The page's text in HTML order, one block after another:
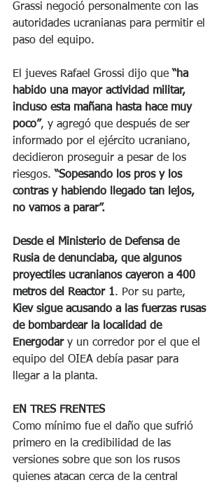
Grassi negoció personalmente con las
autoridades ucranianas para permitir el
paso del equipo.
El jueves Rafael Grossi dijo que “ha
habido una mayor actividad militar,
incluso esta mañana hasta hace muy
poco”, y agregó que después de ser
informado por el ejército ucraniano,
decidieron proseguir a pesar de los
riesgos. “Sopesando los pros y los
contras y habiendo llegado tan lejos,
no vamos a parar”.
Desde el Ministerio de Defensa de
Rusia de denunciaba, que algunos
proyectiles ucranianos cayeron a 400
metros del Reactor 1. Por su parte,
Kiev sigue acusando a las fuerzas rusas
de bombardear la localidad de
Energodar y un corredor por el que el
equipo del OIEA debía pasar para
llegar a la planta.
EN TRES FRENTES
Como mínimo fue el daño que sufrió
primero en la credibilidad de las
versiones sobre que son los rusos
quienes atacan cerca de la central